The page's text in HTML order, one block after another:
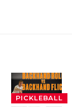
PICKLEBALL